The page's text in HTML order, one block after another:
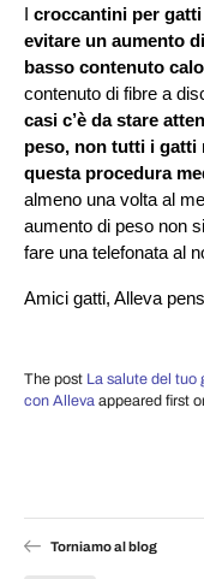
I croccantini per
evitare un aumento
basso contenuto
contenuto di fibre a
casi c’è da stare
peso, non tutti i gatti
questa procedura
almeno una volta al
aumento di peso non
fare una telefonata al
Amici gatti, Alleva
The post La salute del tuo
con Alleva appeared first
Torniamo al blog